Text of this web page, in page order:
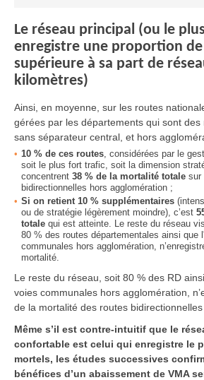
Le réseau principal (ou le
enregistre une proportion
supérieure à sa part de
kilomètres)
Ainsi, en moyenne, sur les routes
gérées par les départements qui sont
sans séparateur central, et hors
10 % de ces routes, considérées par le
soit le plus fort trafic, soit la dimension
concentrent 38 % de la mortalité totale sur
bidirectionnelles hors agglomération ;
Si on retient 10 % supplémentaires
ou de stratégie légèrement moindre), c’est
totale qui est atteinte. Le reste du réseau
80 % des routes départementales ainsi que
communales hors agglomération,
mortalité.
Le reste du réseau, soit 80 % des RD
voies communales hors agglomération,
de la mortalité des routes
Même s’il est contre-intuitif que le
confortable est celui qui enregistre le
mortels, les études successives
bénéfices d’un abaissement de VMA